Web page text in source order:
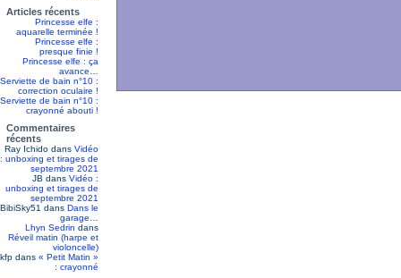
Articles récents
Princesse elfe :
aquarelle terminée !
Princesse elfe :
presque finie !
Princesse elfe : ça
avance…
Serviette de bain n°10 :
correction oculaire !
Serviette de bain n°10 :
crayonné abouti !
Commentaires
récents
Ray Ichido dans Vidéo
: unboxing et tirages de
septembre 2021
JB dans Vidéo :
unboxing et tirages de
septembre 2021
BibiSky51 dans Dans le
garage…
Lhyn Sedrin dans
Réveil matin (harpe et
violoncelle)
kfp dans « Petit Matin »
: crayonné